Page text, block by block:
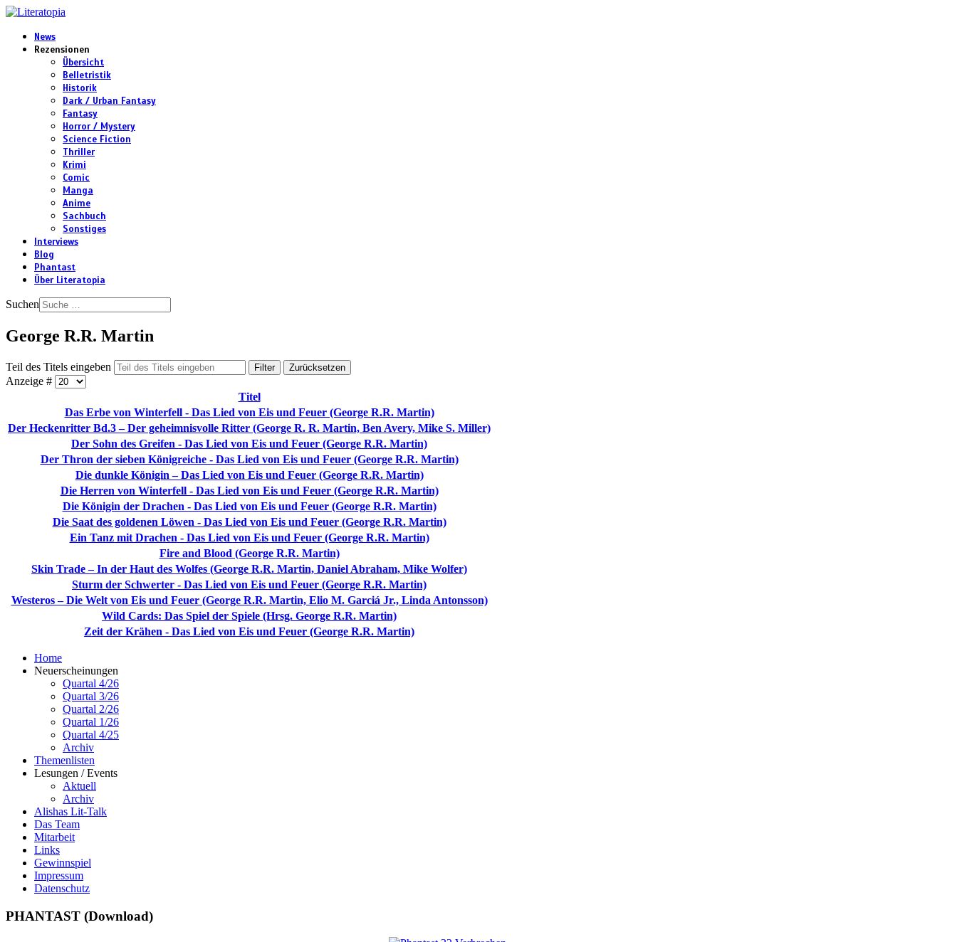
News
Rezensionen
Übersicht
Belletristik
Historik
Dark / Urban Fantasy
Fantasy
Horror / Mystery
Science Fiction
Thriller
Krimi
Comic
Manga
Anime
Sachbuch
Sonstiges
Interviews
Blog
Phantast
Über Literatopia
Suchen
George R.R. Martin
Teil des Titels eingeben Filter Zurücksetzen
Anzeige #
Titel
Das Erbe von Winterfell - Das Lied von Eis und Feuer (George R.R. Martin)
Der Heckenritter Bd.3 – Der geheimnisvolle Ritter (George R. R. Martin, Ben Avery, Mike S. Miller)
Der Sohn des Greifen - Das Lied von Eis und Feuer (George R.R. Martin)
Der Thron der sieben Königreiche - Das Lied von Eis und Feuer (George R.R. Martin)
Die dunkle Königin – Das Lied von Eis und Feuer (George R.R. Martin)
Die Herren von Winterfell - Das Lied von Eis und Feuer (George R.R. Martin)
Die Königin der Drachen - Das Lied von Eis und Feuer (George R.R. Martin)
Die Saat des goldenen Löwen - Das Lied von Eis und Feuer (George R.R. Martin)
Ein Tanz mit Drachen - Das Lied von Eis und Feuer (George R.R. Martin)
Fire and Blood (George R.R. Martin)
Skin Trade – In der Haut des Wolfes (George R.R. Martin, Daniel Abraham, Mike Wolfer)
Sturm der Schwerter - Das Lied von Eis und Feuer (George R.R. Martin)
Westeros – Die Welt von Eis und Feuer (George R.R. Martin, Elio M. Garciá Jr., Linda Antonsson)
Wild Cards: Das Spiel der Spiele (Hrsg. George R.R. Martin)
Zeit der Krähen - Das Lied von Eis und Feuer (George R.R. Martin)
Home
Neuerscheinungen
Quartal 4/26
Quartal 3/26
Quartal 2/26
Quartal 1/26
Quartal 4/25
Archiv
Themenlisten
Lesungen / Events
Aktuell
Archiv
Alishas Lit-Talk
Das Team
Mitarbeit
Links
Gewinnspiel
Impressum
Datenschutz
PHANTAST (Download)